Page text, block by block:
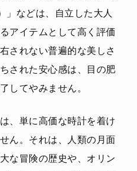
」などは、自立した大人
アイテムとして高く評価
されない普遍的な美しさ
された安心感は、目の肥
してやみません。
、単に高価な時計を着け
ん。それは、人類の月面
な冒険の歴史や、オリン